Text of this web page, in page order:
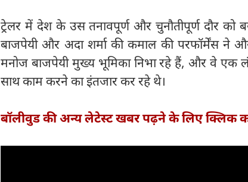
ट्रेलर में देश के उस तनावपूर्ण और चुनौतीपूर्ण दौर
बाजपेयी और अदा शर्मा की कमाल की परफॉर्मेंस ने
मनोज बाजपेयी मुख्य भूमिका निभा रहे हैं, और वे
साथ काम करने का इंतजार कर रहे थे।
बॉलीवुड की अन्य लेटेस्ट खबर पढ़ने के लिए क्लिक